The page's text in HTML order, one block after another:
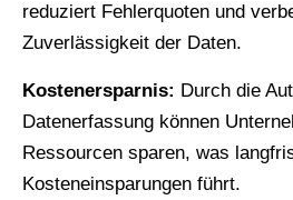
reduziert Fehlerquoten und
Zuverlässigkeit der Daten.
Kostenersparnis: Durch die
Datenerfassung können
Ressourcen sparen, was
Kosteneinsparungen führt.